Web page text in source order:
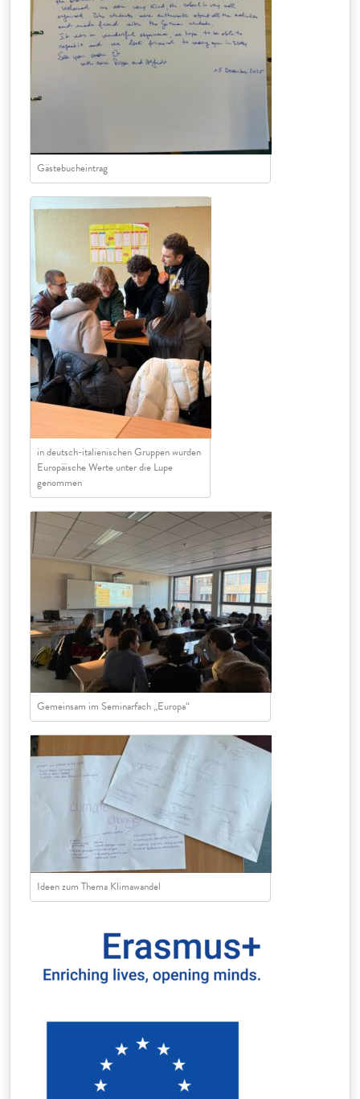
Gästebucheintrag
in deutsch-italienischen Gruppen wurden
Europäische Werte unter die Lupe
genommen
Gemeinsam im Seminarfach „Europa“
Ideen zum Thema Klimawandel